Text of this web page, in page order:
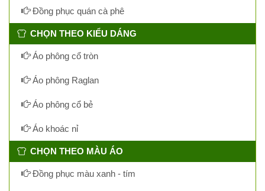
Đồng phục quán cà phê
CHỌN THEO KIỂU DÁNG
Áo phông cổ tròn
Áo phông Raglan
Áo phông cổ bẻ
Áo khoác nỉ
CHỌN THEO MÀU ÁO
Đồng phục màu xanh - tím